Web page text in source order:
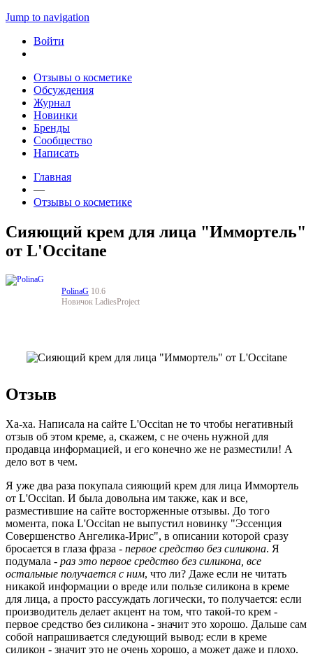
Jump to navigation
Войти
Отзывы о косметике
Обсуждения
Журнал
Новинки
Бренды
Сообщество
Написать
Главная
—
Отзывы о косметике
Сияющий крем для лица "Иммортель"
от L'Occitane
PolinaG 10.6
Новичок LadiesProject
Отзыв
Ха-ха. Написала на сайте L'Occitan не то чтобы негативный
отзыв об этом креме, а, скажем, с не очень нужной для
продавца информацией, и его конечно же не разместили! А
дело вот в чем.
Я уже два раза покупала сияющий крем для лица Иммортель
от L'Occitan. И была довольна им также, как и все,
разместившие на сайте восторженные отзывы. До того
момента, пока L'Occitan не выпустил новинку "Эссенция
Совершенство Ангелика-Ирис", в описании которой сразу
бросается в глаза фраза - первое средство без силикона. Я
подумала - раз это первое средство без силикона, все
остальные получается с ним, что ли? Даже если не читать
никакой информации о вреде или пользе силикона в креме
для лица, а просто рассуждать логически, то получается: если
производитель делает акцент на том, что такой-то крем -
первое средство без силикона - значит это хорошо. Дальше сам
собой напрашивается следующий вывод: если в креме
силикон - значит это не очень хорошо, а может даже и плохо.